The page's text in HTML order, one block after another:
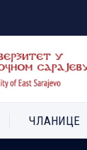
ЧЛАНИЦЕ